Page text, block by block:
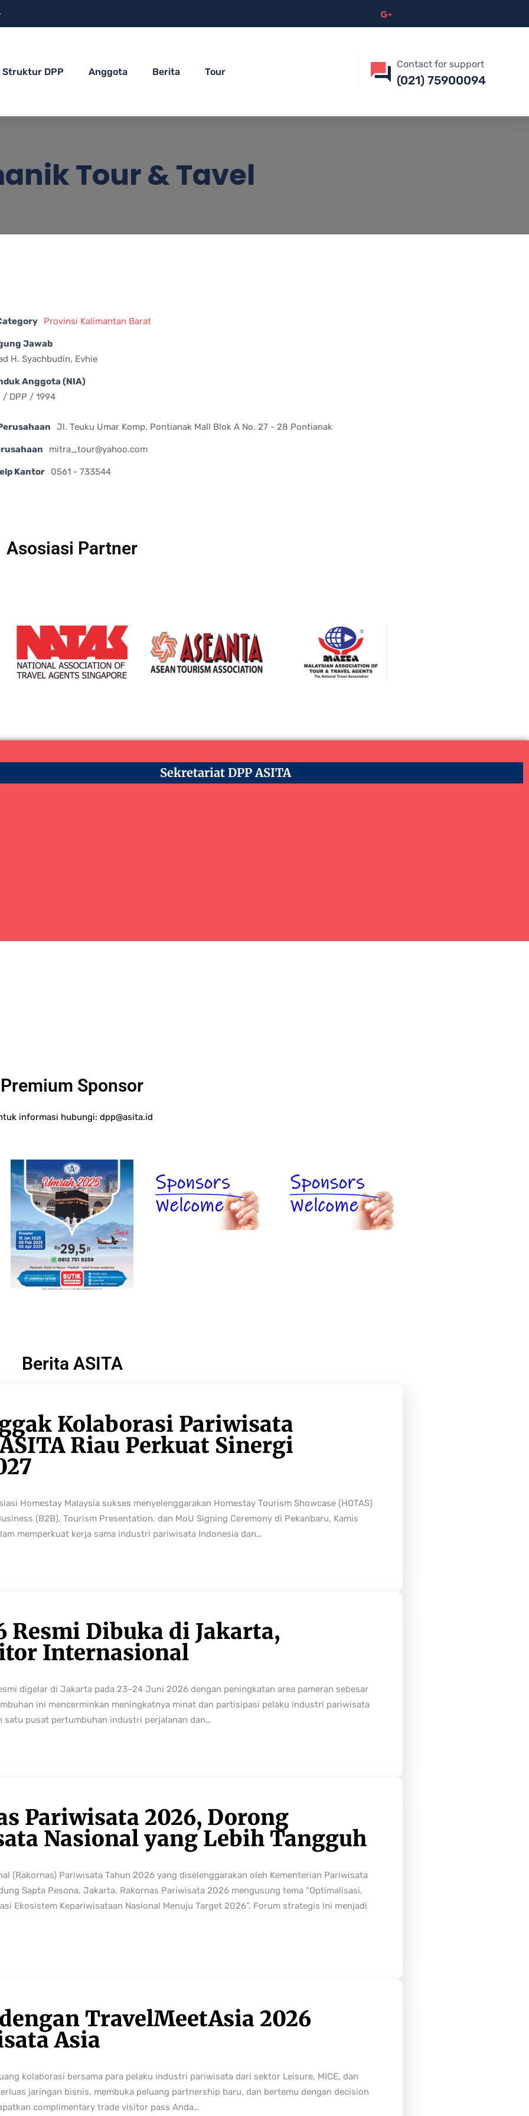
Struktur DPP Anggota Berita Tour
Contact for support
(021) 75900094
Tour & Tavel
Provinsi Kalimantan Barat
Jawab
H. Syachbudin, Evhie
Anggota (NIA)
DPP / 1994
Jl. Teuku Umar Komp. Pontianak Mall Blok A No. 27 - 28 Pontianak
mitra_tour@yahoo.com
Kantor 0561 - 733544
Asosiasi Partner
Sekretariat DPP ASITA
Premium Sponsor
informasi hubungi: dpp@asita.id
Berita ASITA
Kolaborasi Pariwisata
Riau Perkuat Sinergi
Homestay Malaysia sukses menyelenggarakan Homestay Tourism Showcase (HOTAS)
(B2B), Tourism Presentation, dan MoU Signing Ceremony di Pekanbaru, Kamis
memperkuat kerja sama industri pariwisata Indonesia dan…
Resmi Dibuka di Jakarta,
Internasional
digelar di Jakarta pada 23–24 Juni 2026 dengan peningkatan area pameran sebesar
ini mencerminkan meningkatnya minat dan partisipasi pelaku industri pariwisata
satu pusat pertumbuhan industri perjalanan dan…
Pariwisata 2026, Dorong
Nasional yang Lebih Tangguh
(Rakornas) Pariwisata Tahun 2026 yang diselenggarakan oleh Kementerian Pariwisata
Sapta Pesona, Jakarta. Rakornas Pariwisata 2026 mengusung tema “Optimalisasi,
Ekosistem Kepariwisataan Nasional Menuju Target 2026”. Forum strategis ini menjadi
TravelMeetAsia 2026
Asia
kolaborasi bersama para pelaku industri pariwisata dari sektor Leisure, MICE, dan
jaringan bisnis, membuka peluang partnership baru, dan bertemu dengan decision
complimentary trade visitor pass Anda…